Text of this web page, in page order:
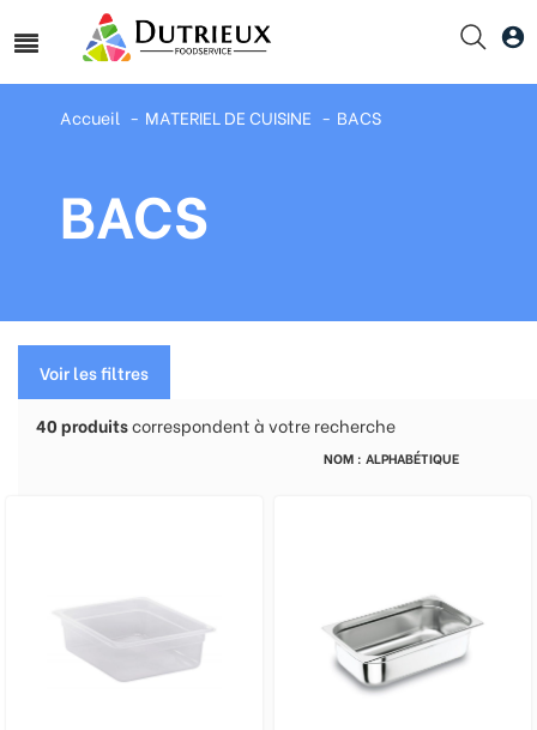
Accueil MATERIEL DE CUISINE BACS
BACS
Voir les filtres
40produitscorrespondent à votre recherche